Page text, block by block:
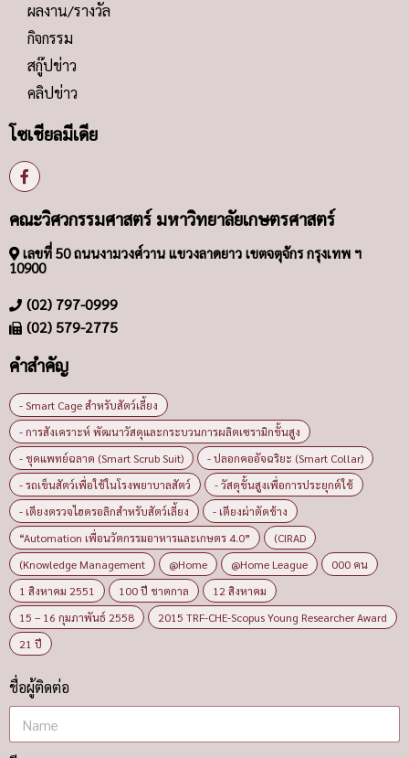
ผลงาน/รางวัล
กิจกรรม
สกู๊ปข่าว
คลิปข่าว
โซเชียลมีเดีย
คณะวิศวกรรมศาสตร์ มหาวิทยาลัยเกษตรศาสตร์
เลขที่ 50 ถนนงามวงศ์วาน แขวงลาดยาว เขตจตุจักร กรุงเทพ ฯ
10900
(02) 797-0999
(02) 579-2775
คำสำคัญ
- Smart Cage สำหรับสัตว์เลี้ยง
- การสังเคราะห์ พัฒนาวัสดุและกระบวนการผลิตเซรามิกขั้นสูง
- ชุดแพทย์ฉลาด (Smart Scrub Suit)
- ปลอกคออัจฉริยะ (Smart Collar)
- รถเข็นสัตว์เพื่อใช้ในโรงพยาบาลสัตว์
- วัสดุขั้นสูงเพื่อการประยุกต์ใช้
- เตียงตรวจไฮดรอลิกสำหรับสัตว์เลี้ยง
- เตียงผ่าตัดช้าง
“Automation เพื่อนวัตกรรมอาหารและเกษตร 4.0”
(CIRAD
(Knowledge Management
@Home @Home League
000 คน
1 สิงหาคม 2551
100 ปี ชาตกาล
12 สิงหาคม
15 – 16 กุมภาพันธ์ 2558
2015 TRF-CHE-Scopus Young Researcher Award
21 ปี
ชื่อผู้ติดต่อ